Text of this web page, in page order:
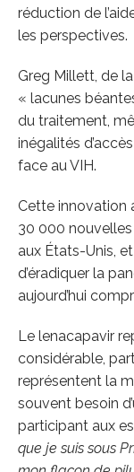
réduction de
les perspectives.
Greg Millett, de
« lacunes
du traitement,
inégalités
face au VIH.
Cette innovation
30 000
aux États-Unis,
d’éradiquer la
aujourd’hui
Le lenacapavir
considérable,
représentent la
souvent besoin
participant aux
que je suis sous